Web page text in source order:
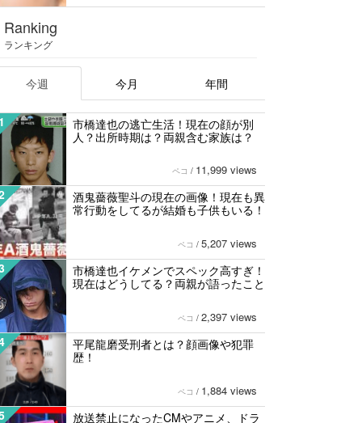
Ranking
ランキング
今週 今月 年間
市橋達也の逃亡生活！現在の顔が別
人？出所時期は？両親含む家族は？
ペコ / 11,999 views
酒鬼薔薇聖斗の現在の画像！現在も異
常行動をしてるが結婚も子供もいる！
ペコ / 5,207 views
市橋達也イケメンでスペック高すぎ！
現在はどうしてる？両親が語ったこと
ペコ / 2,397 views
平尾龍磨受刑者とは？顔画像や犯罪
歴！
ペコ / 1,884 views
放送禁止になったCMやアニメ、ドラ